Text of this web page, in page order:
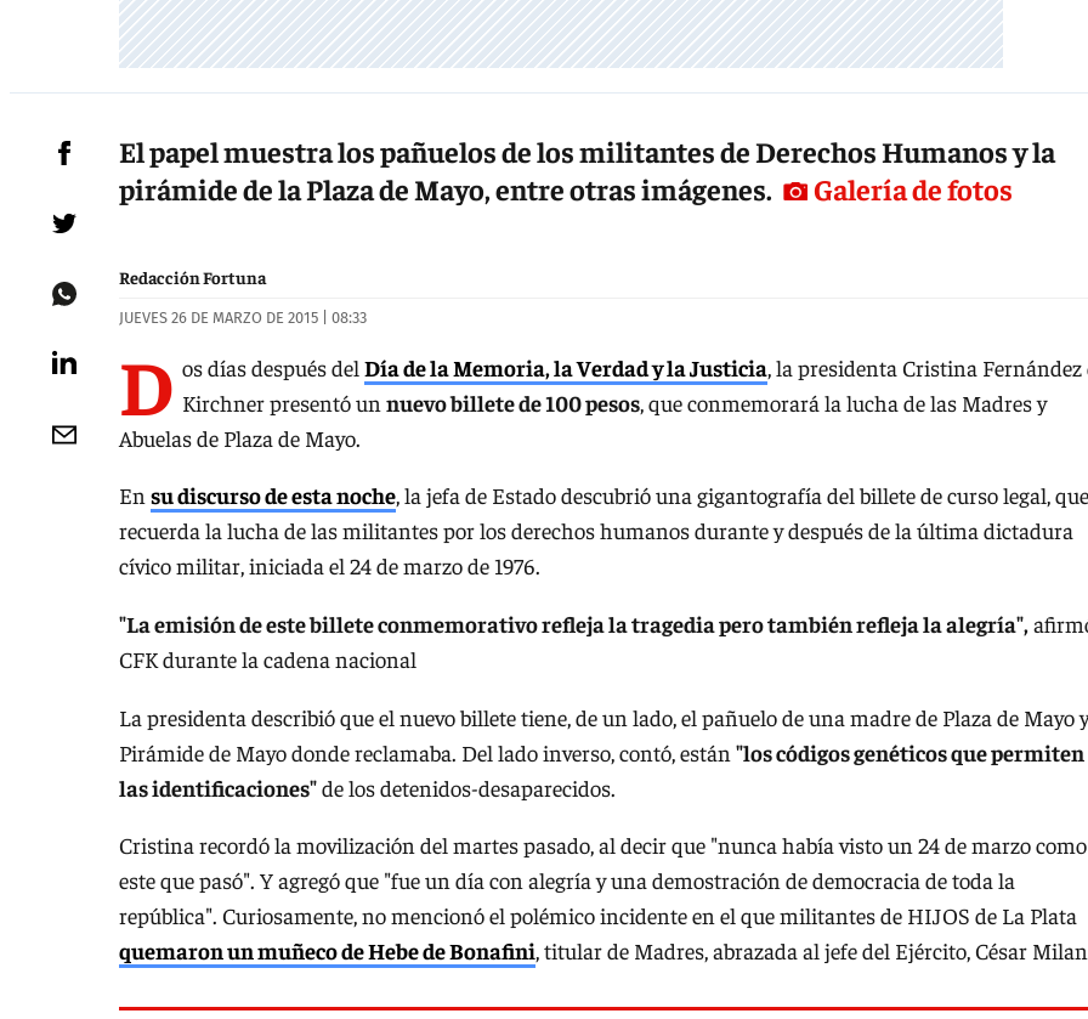
El papel muestra los pañuelos de los militantes de Derechos Humanos y la
pirámide de la Plaza de Mayo, entre otras imágenes.
Galería de fotos
Redacción Fortuna
JUEVES 26 DE MARZO DE 2015 | 08:33
D os días después del Día de la Memoria, la Verdad y la Justicia, la presidenta Cristina Fernández
Kirchner presentó un nuevo billete de 100 pesos, que conmemorará la lucha de las Madres y
Abuelas de Plaza de Mayo.
En su discurso de esta noche, la jefa de Estado descubrió una gigantografía del billete de curso legal, que
recuerda la lucha de las militantes por los derechos humanos durante y después de la última dictadura
cívico militar, iniciada el 24 de marzo de 1976.
"La emisión de este billete conmemorativo refleja la tragedia pero también refleja la alegría",
CFK durante la cadena nacional
La presidenta describió que el nuevo billete tiene, de un lado, el pañuelo de una madre de Plaza de Mayo
Pirámide de Mayo donde reclamaba. Del lado inverso, contó, están "los códigos genéticos que permiten
las identificaciones"de los detenidos-desaparecidos.
Cristina recordó la movilización del martes pasado, al decir que "nunca había visto un 24 de marzo como
este que pasó". Y agregó que "fue un día con alegría y una demostración de democracia de toda la
república". Curiosamente, no mencionó el polémico incidente en el que militantes de HIJOS de La Plata
quemaron un muñeco de Hebe de Bonafini, titular de Madres, abrazada al jefe del Ejército, César